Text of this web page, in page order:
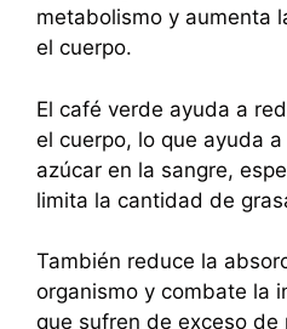
metabolismo y aumenta
el cuerpo.
El café verde ayuda a
el cuerpo, lo que ayuda
azúcar en la sangre,
limita la cantidad de
También reduce la
organismo y combate la
que sufren de exceso de